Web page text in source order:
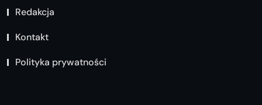
Redakcja
Kontakt
Polityka prywatności